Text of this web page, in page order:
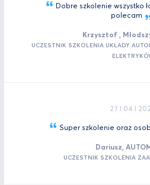
Dobre szkolenie wszystko
polecam
Krzysztof ,
UCZESTNIK SZKOLENIA UKŁADY
27 I 04 I
Super szkolenie oraz
Dariusz,
UCZESTNIK SZKOLENIA